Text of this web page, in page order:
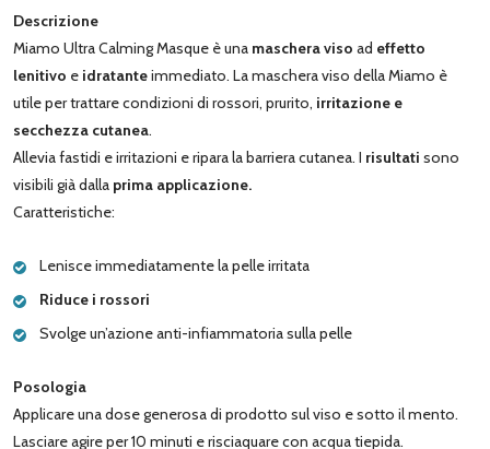
Descrizione
Miamo Ultra Calming Masque è una maschera viso ad effetto
lenitivo e idratanteimmediato. La maschera viso della Miamo è
utile per trattare condizioni di rossori, prurito, irritazione e
secchezza cutanea.
Allevia fastidi e irritazioni e ripara la barriera cutanea. I risultati sono
visibili già dalla prima applicazione.
Caratteristiche:
Lenisce immediatamente la pelle irritata
Riduce i rossori
Svolge un’azione anti-infiammatoria sulla pelle
Posologia
Applicare una dose generosa di prodotto sul viso e sotto il mento.
Lasciare agire per 10 minuti e risciaquare con acqua tiepida.